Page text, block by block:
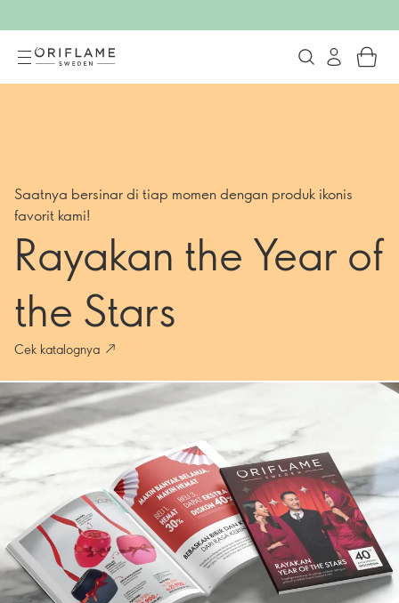
Saatnya bersinar di tiap momen dengan produk ikonis
favorit kami!
Rayakan the Year of
the Stars
Cek katalognya